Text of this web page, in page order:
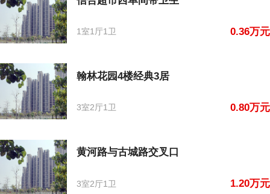
1室1厅1卫 0.36万元
翰林花园4楼经典3居
3室2厅1卫 0.80万元
黄河路与古城路交叉口
3室2厅1卫 1.20万元